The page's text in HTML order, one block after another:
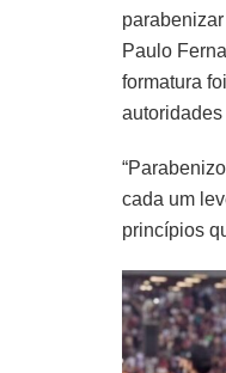
Paulo
formatura
cada um
princípios